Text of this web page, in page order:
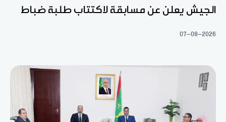
الجيش يعلن عن مسابقة لاكتتاب طلبة ضباط
07-08-2026